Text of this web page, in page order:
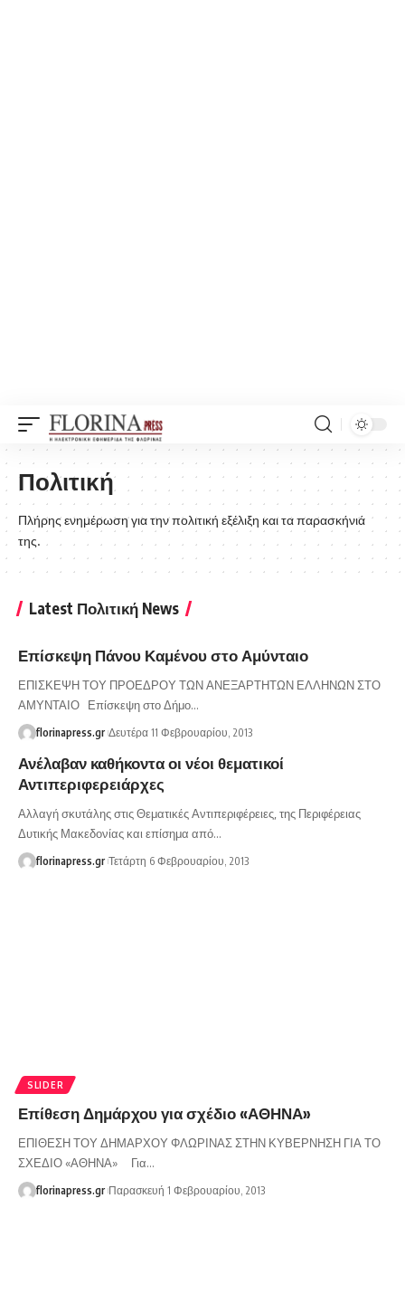
Πολιτική
Πλήρης ενημέρωση για την πολιτική εξέλιξη και τα παρασκήνιά
της.
Latest Πολιτική News
Επίσκεψη Πάνου Καμένου στο Αμύνταιο
ΕΠΙΣΚΕΨΗ ΤΟΥ ΠΡΟΕΔΡΟΥ ΤΩΝ ΑΝΕΞΑΡΤΗΤΩΝ ΕΛΛΗΝΩΝ ΣΤΟ
ΑΜΥΝΤΑΙΟ Επίσκεψη στο Δήμο…
florinapress.gr Δευτέρα 11 Φεβρουαρίου, 2013
Ανέλαβαν καθήκοντα οι νέοι θεματικοί
Αντιπεριφερειάρχες
Αλλαγή σκυτάλης στις Θεματικές Αντιπεριφέρειες, της Περιφέρειας
Δυτικής Μακεδονίας και επίσημα από…
florinapress.gr Τετάρτη 6 Φεβρουαρίου, 2013
SLIDER
Επίθεση Δημάρχου για σχέδιο «ΑΘΗΝΑ»
ΕΠΙΘΕΣΗ ΤΟΥ ΔΗΜΑΡΧΟΥ ΦΛΩΡΙΝΑΣ ΣΤΗΝ ΚΥΒΕΡΝΗΣΗ ΓΙΑ ΤΟ
ΣΧΕΔΙΟ «ΑΘΗΝΑ» Για…
florinapress.gr Παρασκευή 1 Φεβρουαρίου, 2013